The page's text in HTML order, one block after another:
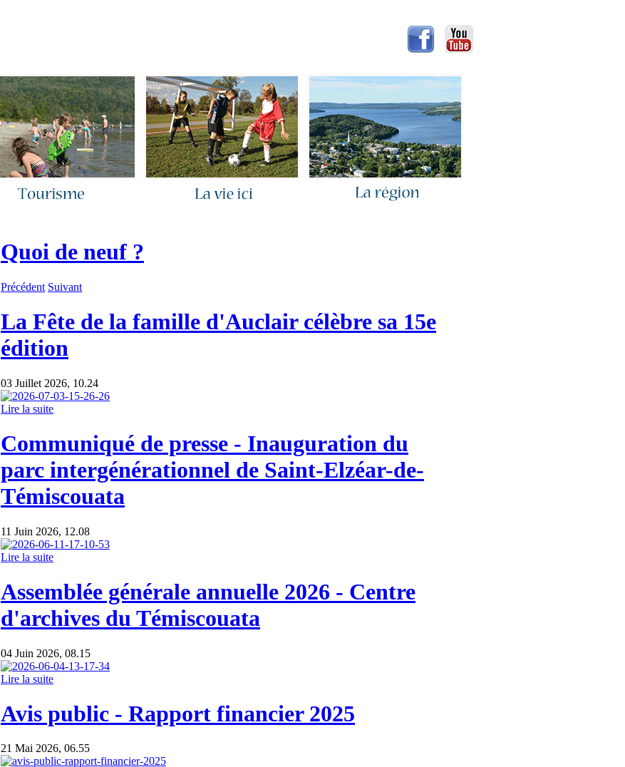
Quoi de neuf ?
Précédent Suivant
La Fête de la famille d'Auclair célèbre sa 15e
édition
03 Juillet 2026, 10.24
Lire la suite
Communiqué de presse - Inauguration du
parc intergénérationnel de Saint-Elzéar-de-
Témiscouata
11 Juin 2026, 12.08
Lire la suite
Assemblée générale annuelle 2026 - Centre
d'archives du Témiscouata
04 Juin 2026, 08.15
Lire la suite
Avis public - Rapport financier 2025
21 Mai 2026, 06.55